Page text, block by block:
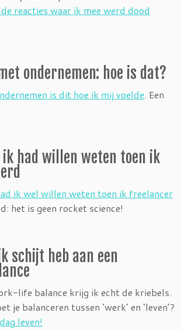
reacties waar ik mee werd dood
ondernemen: hoe is dat?
is dit hoe ik mij voelde. Een
ik had willen weten toen ik
ik wel willen weten toen ik freelancer
het is geen rocket science!
schijt heb aan een
life balance krijg ik echt de kriebels.
je balanceren tussen ‘werk’ en ‘leven’?
leven!